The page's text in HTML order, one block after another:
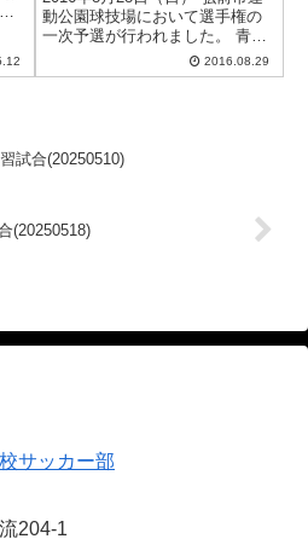
森
動公園球技場において選手権の
一次予選が行われました。 青森
工業 vs 木造高校 1 前半 0 2 後半
0 3 合計 0 見事勝利し、二次予選
2016.08.29
試合(20250510)
(20250518)
サッカー部
204-1